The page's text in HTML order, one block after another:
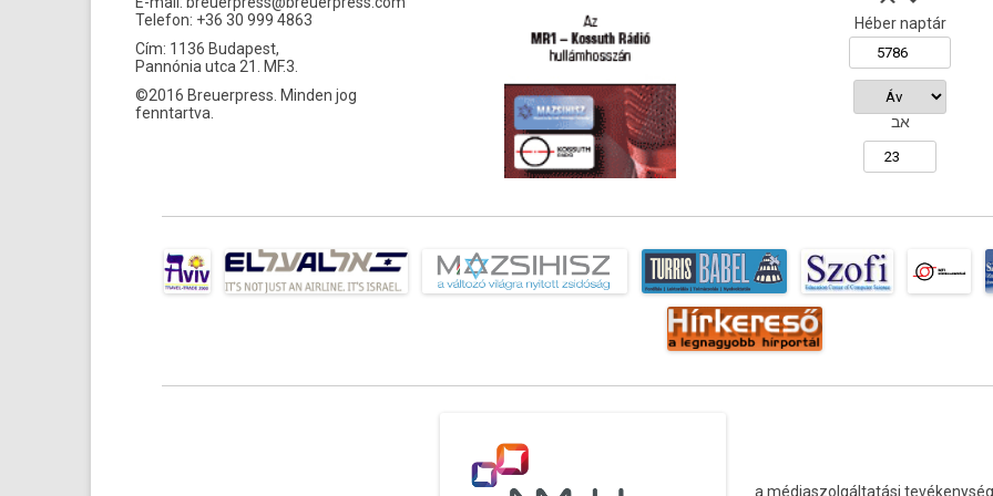
Telefon: +36 30 999 4863
Cím: 1136 Budapest,
Pannónia utca 21. MF.3.
©2016 Breuerpress. Minden jog
fenntartva.
Héber naptár
אב
a médiaszolgáltatási